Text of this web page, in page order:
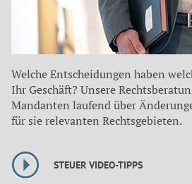
Welche Entscheidungen haben
Ihr Geschäft? Unsere
Mandanten laufend über
für sie relevanten Rechtsgebieten.
STEUER VIDEO-TIPPS